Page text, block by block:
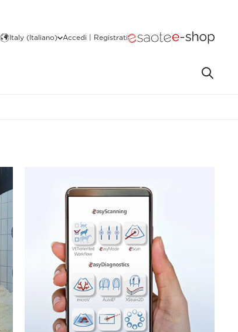
Italy (Italiano) Accedi | Registrati